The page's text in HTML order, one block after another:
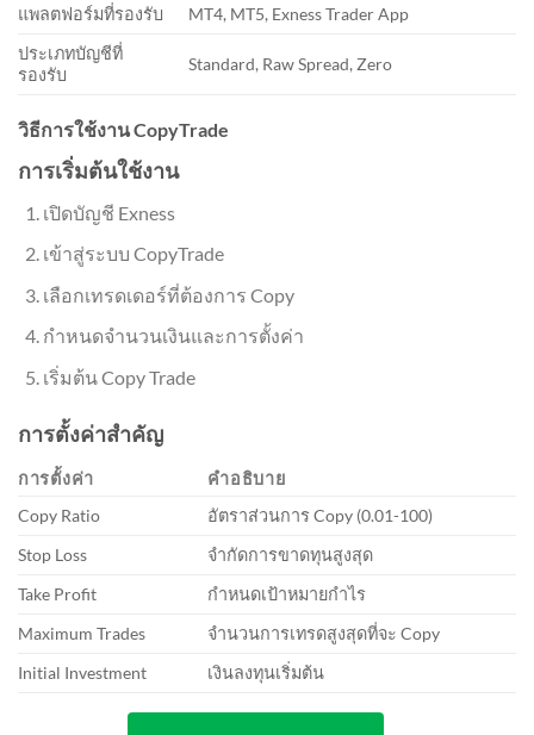
แพลตฟอร์มที่รองรับ
MT4, MT5, Exness Trader App
ประเภทบัญชีที่
รองรับ
Standard, Raw Spread, Zero
วิธีการใช้งาน CopyTrade
การเริ่มต้นใช้งาน
เปิดบัญชี Exness
เข้าสู่ระบบ CopyTrade
เลือกเทรดเดอร์ที่ต้องการ Copy
กำหนดจำนวนเงินและการตั้งค่า
เริ่มต้น Copy Trade
การตั้งค่าสำคัญ
การตั้งค่า
คำอธิบาย
Copy Ratio
อัตราส่วนการ Copy (0.01-100)
Stop Loss
จำกัดการขาดทุนสูงสุด
Take Profit
กำหนดเป้าหมายกำไร
Maximum Trades
จำนวนการเทรดสูงสุดที่จะ Copy
Initial Investment
เงินลงทุนเริ่มต้น